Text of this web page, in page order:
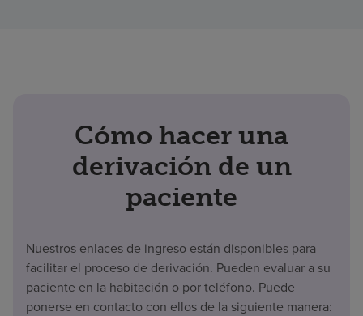
Cómo hacer una
derivación de un
paciente
Nuestros enlaces de ingreso están disponibles para
facilitar el proceso de derivación. Pueden evaluar a su
paciente en la habitación o por teléfono. Puede
ponerse en contacto con ellos de la siguiente manera: